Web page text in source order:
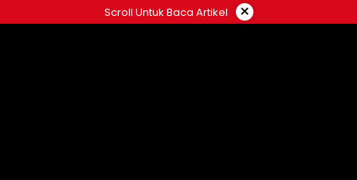
to
Scroll Untuk Baca Artikel ×